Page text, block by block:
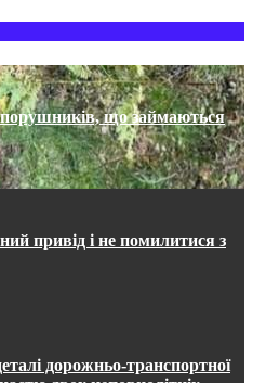
що займаються
привід і не помилитися з
дорожньо-транспортної